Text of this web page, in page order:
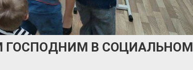
ГОСПОДНИМ В СОЦИАЛЬНОМ